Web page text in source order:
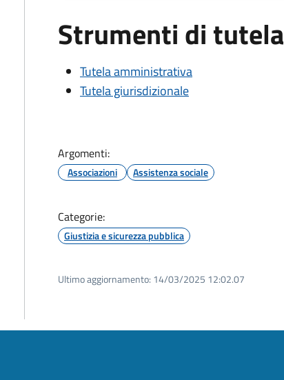
Strumenti di tutela
Tutela amministrativa
Tutela giurisdizionale
Argomenti:
Associazioni Assistenza sociale
Categorie:
Giustizia e sicurezza pubblica
Ultimo aggiornamento: 14/03/2025 12:02.07